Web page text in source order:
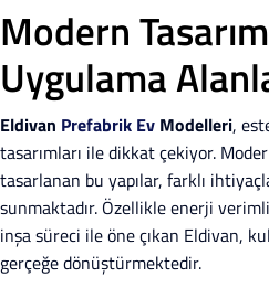
Modern
Uygulama
Eldivan Prefabrik Ev Modelleri,
tasarımları ile dikkat çekiyor.
tasarlanan bu yapılar, farklı
sunmaktadır. Özellikle enerji
inşa süreci ile öne çıkan Eldivan,
gerçeğe dönüştürmektedir.